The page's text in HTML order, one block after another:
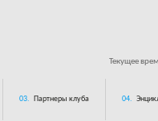
Текущее
03. Партнеры клуба 04.